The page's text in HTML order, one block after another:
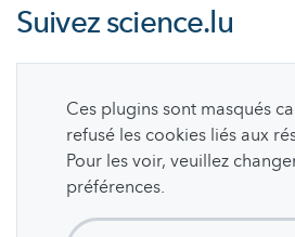
Suivezscience.lu
Ces plugins sont masqués
refusé les cookies liés aux
Pour les voir, veuillez
préférences.